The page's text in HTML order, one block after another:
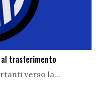
trasferimento
verso la...